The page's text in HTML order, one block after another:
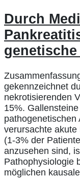
Durch
gekennzeichnet
nekrotisierenden
15%.
pathogenetischen
verursachte
(1-3% der
anzusehen sind,
Pathophysiologie
möglichen